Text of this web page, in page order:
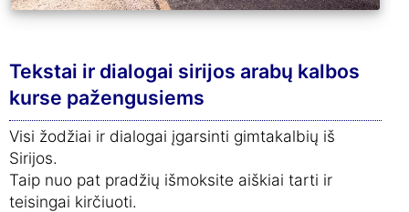
Tekstai ir dialogai sirijos arabų kalbos
kurse pažengusiems
Visi žodžiai ir dialogai įgarsinti gimtakalbių iš
Sirijos.
Taip nuo pat pradžių išmoksite aiškiai tarti ir
teisingai kirčiuoti.